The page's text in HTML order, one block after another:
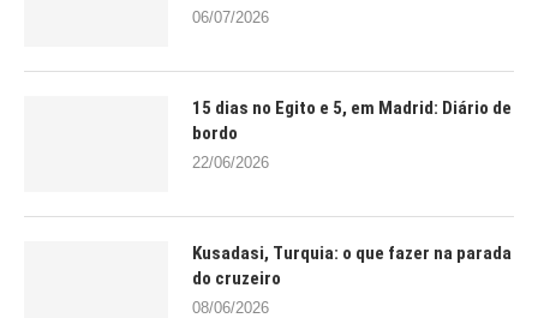
06/07/2026
15 dias no Egito e 5, em Madrid: Diário de
bordo
22/06/2026
Kusadasi, Turquia: o que fazer na parada
do cruzeiro
08/06/2026